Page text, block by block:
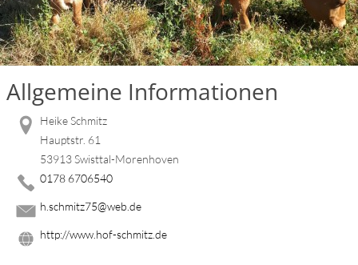
Allgemeine Informationen
Heike Schmitz
Hauptstr. 61
53913 Swisttal-Morenhoven
0178 6706540
h.schmitz75@web.de
http://www.hof-schmitz.de